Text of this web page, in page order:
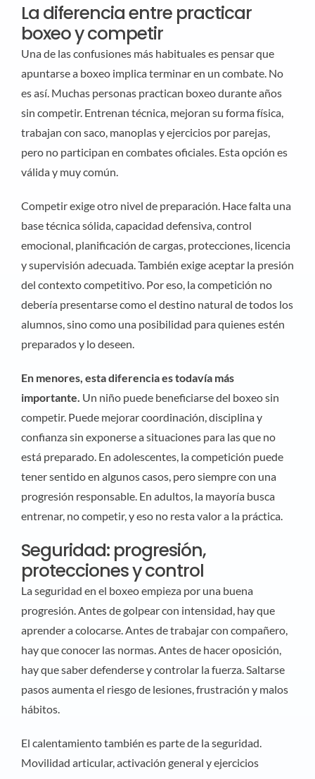
La diferencia entre practicar
boxeo y competir
Una de las confusiones más habituales es pensar que
apuntarse a boxeo implica terminar en un combate. No
es así. Muchas personas practican boxeo durante años
sin competir. Entrenan técnica, mejoran su forma física,
trabajan con saco, manoplas y ejercicios por parejas,
pero no participan en combates oficiales. Esta opción es
válida y muy común.
Competir exige otro nivel de preparación. Hace falta una
base técnica sólida, capacidad defensiva, control
emocional, planificación de cargas, protecciones, licencia
y supervisión adecuada. También exige aceptar la presión
del contexto competitivo. Por eso, la competición no
debería presentarse como el destino natural de todos los
alumnos, sino como una posibilidad para quienes estén
preparados y lo deseen.
En menores, esta diferencia es todavía más
importante. Un niño puede beneficiarse del boxeo sin
competir. Puede mejorar coordinación, disciplina y
confianza sin exponerse a situaciones para las que no
está preparado. En adolescentes, la competición puede
tener sentido en algunos casos, pero siempre con una
progresión responsable. En adultos, la mayoría busca
entrenar, no competir, y eso no resta valor a la práctica.
Seguridad: progresión,
protecciones y control
La seguridad en el boxeo empieza por una buena
progresión. Antes de golpear con intensidad, hay que
aprender a colocarse. Antes de trabajar con compañero,
hay que conocer las normas. Antes de hacer oposición,
hay que saber defenderse y controlar la fuerza. Saltarse
pasos aumenta el riesgo de lesiones, frustración y malos
hábitos.
El calentamiento también es parte de la seguridad.
Movilidad articular, activación general y ejercicios